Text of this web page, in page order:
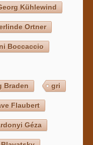
Kühlewind
Ortner
Boccaccio
Braden gri
Flaubert
Géza